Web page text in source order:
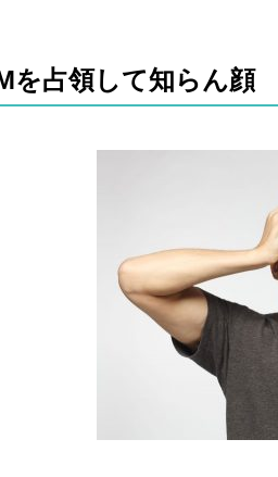
を占領して知らん顔